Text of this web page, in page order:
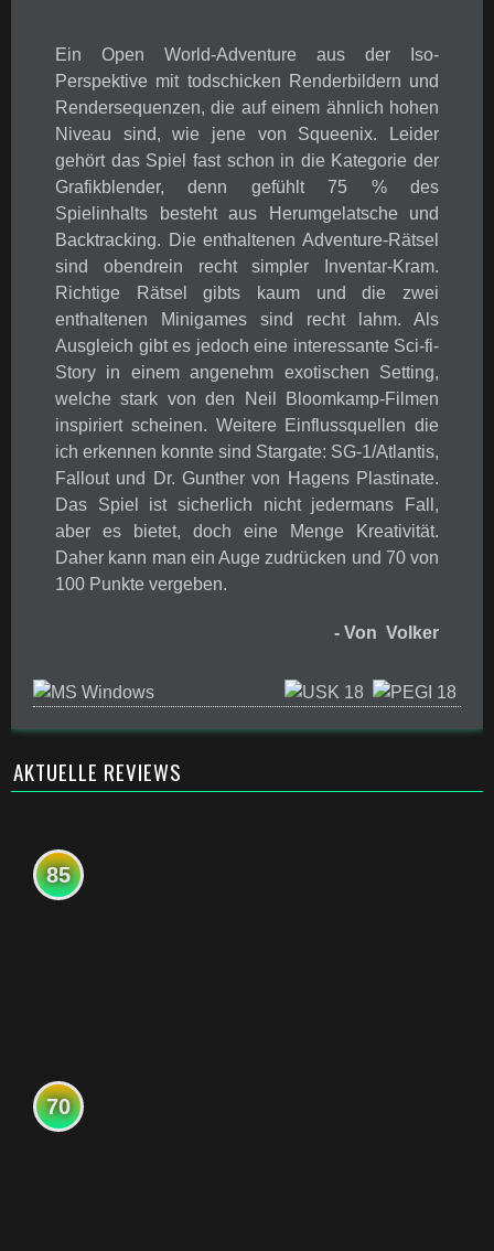
Ein Open World-Adventure aus der Iso-
Perspektive mit todschicken Renderbildern und
Rendersequenzen, die auf einem ähnlich hohen
Niveau sind, wie jene von Squeenix. Leider
gehört das Spiel fast schon in die Kategorie der
Grafikblender, denn gefühlt 75 % des
Spielinhalts besteht aus Herumgelatsche und
Backtracking. Die enthaltenen Adventure-Rätsel
sind obendrein recht simpler Inventar-Kram.
Richtige Rätsel gibts kaum und die zwei
enthaltenen Minigames sind recht lahm. Als
Ausgleich gibt es jedoch eine interessante Sci-fi-
Story in einem angenehm exotischen Setting,
welche stark von den Neil Bloomkamp-Filmen
inspiriert scheinen. Weitere Einflussquellen die
ich erkennen konnte sind Stargate: SG-1/Atlantis,
Fallout und Dr. Gunther von Hagens Plastinate.
Das Spiel ist sicherlich nicht jedermans Fall,
aber es bietet, doch eine Menge Kreativität.
Daher kann man ein Auge zudrücken und 70 von
100 Punkte vergeben.
- Von Volker
AKTUELLE REVIEWS
85
70